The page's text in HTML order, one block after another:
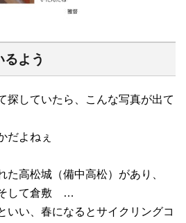
よう
探していたら、こんな写真が出て
だよねぇ
た高松城（備中高松）があり、
して倉敷 …
いい、春になるとサイクリングコ